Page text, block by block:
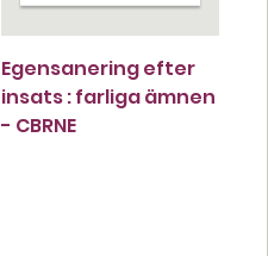
Egensanering efter
insats : farliga ämnen
- CBRNE